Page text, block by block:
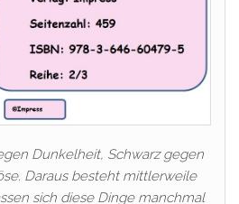
Dunkelheit, Schwarz gegen
Daraus besteht mittlerweile
sich diese Dinge manchmal